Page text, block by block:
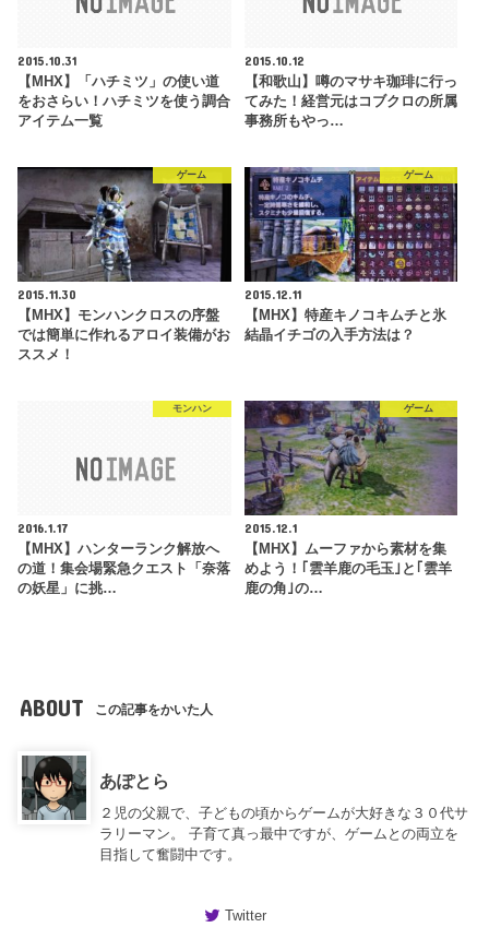
2015.10.31
【MHX】「ハチミツ」の使い道
をおさらい！ハチミツを使う調合
アイテム一覧
2015.10.12
【和歌山】噂のマサキ珈琲に行っ
てみた！経営元はコブクロの所属
事務所もやっ…
ゲーム
2015.11.30
【MHX】モンハンクロスの序盤
では簡単に作れるアロイ装備がお
ススメ！
ゲーム
2015.12.11
【MHX】特産キノコキムチと氷
結晶イチゴの入手方法は？
モンハン
2016.1.17
【MHX】ハンターランク解放へ
の道！集会場緊急クエスト「奈落
の妖星」に挑…
ゲーム
2015.12.1
【MHX】ムーファから素材を集
めよう！｢雲羊鹿の毛玉｣と｢雲羊
鹿の角｣の…
ABOUT この記事をかいた人
あぽとら
２児の父親で、子どもの頃からゲームが大好きな３０代サ
ラリーマン。 子育て真っ最中ですが、ゲームとの両立を
目指して奮闘中です。
Twitter